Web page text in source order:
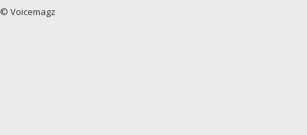
© Voicemagz